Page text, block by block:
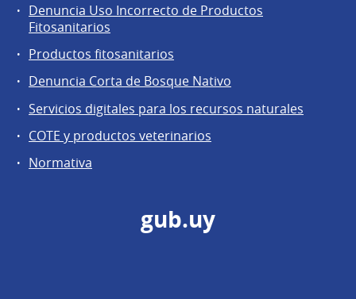
Denuncia Uso Incorrecto de Productos
Fitosanitarios
Productos fitosanitarios
Denuncia Corta de Bosque Nativo
Servicios digitales para los recursos naturales
COTE y productos veterinarios
Normativa
gub.uy